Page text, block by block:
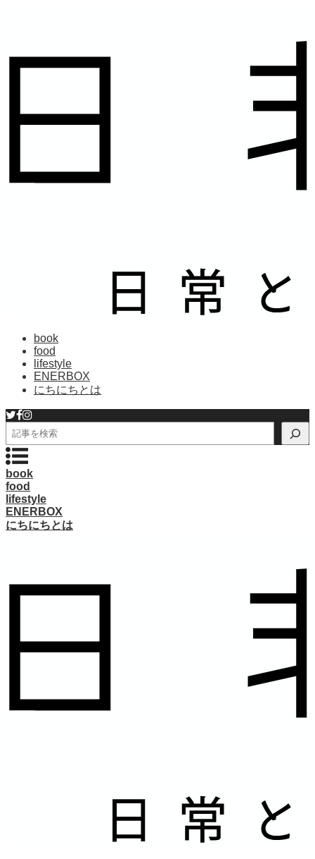
book
food
lifestyle
ENERBOX
にちにちとは
検
索
book
food
lifestyle
ENERBOX
にちにちとは